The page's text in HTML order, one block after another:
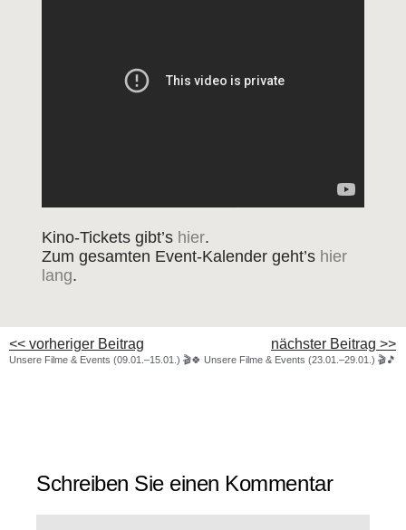
Kino‐Tickets gibt’s hier.
Zum gesam­ten Event‐Kalender geht’s hier
lang.
<< vorheriger Beitrag
Unse­re Fil­me & Events (09.01.–15.01.) 🎬🍀
nächster Beitrag >>
Unse­re Fil­me & Events (23.01.–29.01.) 🎬🎵
Schreiben Sie einen Kommentar